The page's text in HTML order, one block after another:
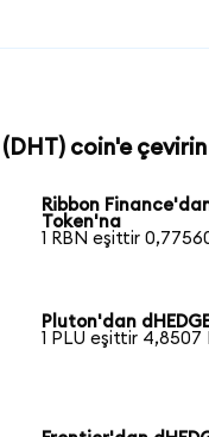
coin'e çevirin
Ribbon
Token'na
1 RBN eşittir
Pluton'dan
1 PLU eşittir 4,8507